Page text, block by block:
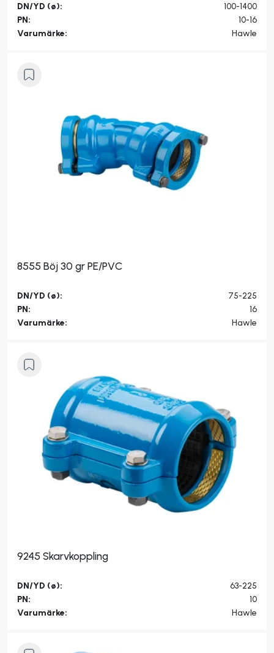
DN/YD (ø):
100-1400
PN:
10-16
Varumärke:
Hawle
8555 Böj 30 gr PE/PVC
DN/YD (ø):
75-225
PN:
16
Varumärke:
Hawle
9245 Skarvkoppling
DN/YD (ø):
63-225
PN:
10
Varumärke:
Hawle